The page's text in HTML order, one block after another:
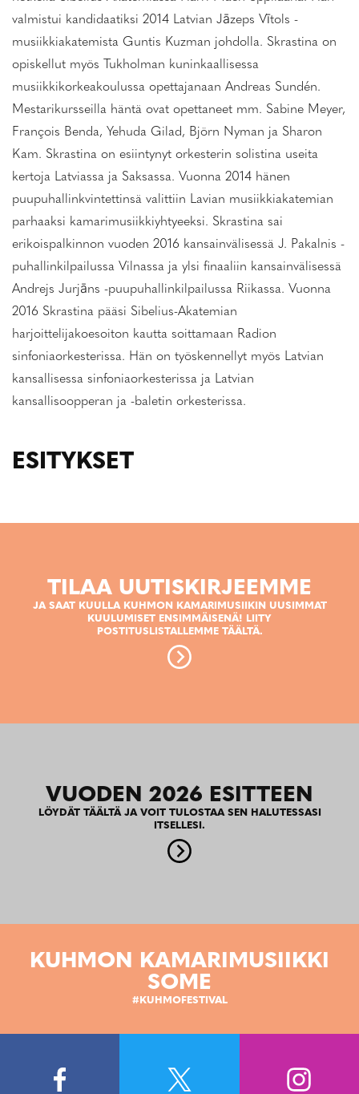
valmistui kandidaatiksi 2014 Latvian Jāzeps Vītols -
musiikkiakatemista Guntis Kuzman johdolla. Skrastina on
opiskellut myös Tukholman kuninkaallisessa
musiikkikorkeakoulussa opettajanaan Andreas Sundén.
Mestarikursseilla häntä ovat opettaneet mm. Sabine Meyer,
François Benda, Yehuda Gilad, Björn Nyman ja Sharon
Kam. Skrastina on esiintynyt orkesterin solistina useita
kertoja Latviassa ja Saksassa. Vuonna 2014 hänen
puupuhallinkvintettinsä valittiin Lavian musiikkiakatemian
parhaaksi kamarimusiikkiyhtyeeksi. Skrastina sai
erikoispalkinnon vuoden 2016 kansainvälisessä J. Pakalnis -
puhallinkilpailussa Vilnassa ja ylsi finaaliin kansainvälisessä
Andrejs Jurjāns -puupuhallinkilpailussa Riikassa. Vuonna
2016 Skrastina pääsi Sibelius-Akatemian
harjoittelijakoesoiton kautta soittamaan Radion
sinfoniaorkesterissa. Hän on työskennellyt myös Latvian
kansallisessa sinfoniaorkesterissa ja Latvian
kansallisoopperan ja -baletin orkesterissa.
ESITYKSET
TILAA UUTISKIRJEEMME
JA SAAT KUULLA KUHMON KAMARIMUSIIKIN UUSIMMAT
KUULUMISET ENSIMMÄISENÄ! LIITY
POSTITUSLISTALLEMME TÄÄLTÄ.
VUODEN 2026 ESITTEEN
LÖYDÄT TÄÄLTÄ JA VOIT TULOSTAA SEN HALUTESSASI
ITSELLESI.
KUHMON KAMARIMUSIIKKI
SOME
#KUHMOFESTIVAL